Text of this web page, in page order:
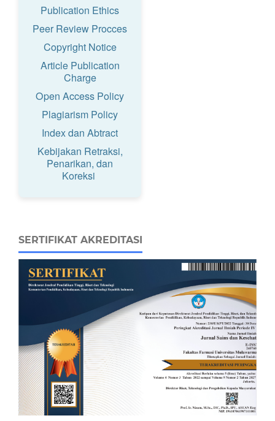
Publication Ethics
Peer Review Procces
Copyright Notice
Article Publication
Charge
Open Access Policy
Plagiarism Policy
Index dan Abtract
Kebijakan Retraksi,
Penarikan, dan
Koreksi
SERTIFIKAT AKREDITASI